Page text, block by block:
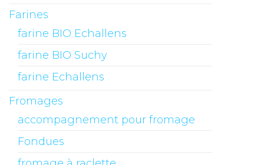
Farines
farine BIO Echallens
farine BIO Suchy
farine Echallens
Fromages
accompagnement pour fromage
Fondues